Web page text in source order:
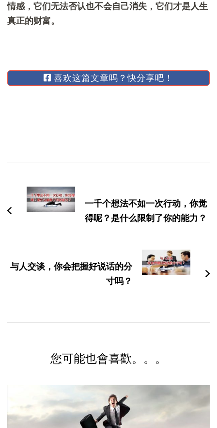
情感，它们无法否认也不会自己消失，它们才是人生
真正的财富。
喜欢这篇文章吗？快分享吧！
航
一千个想法不如一次行动，你觉
得呢？是什么限制了你的能力？
与人交谈，你会把握好说话的分
寸吗？
您可能也會喜歡。。。